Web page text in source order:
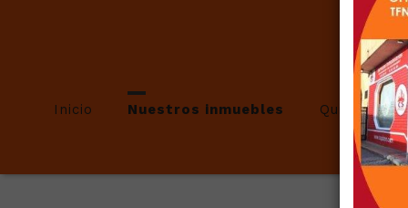
Inicio Nuestros inmuebles Quienes